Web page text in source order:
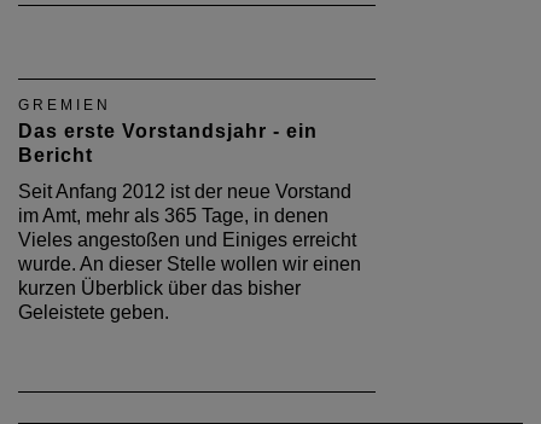
GREMIEN
Das erste Vorstandsjahr - ein
Bericht
Seit Anfang 2012 ist der neue Vorstand
im Amt, mehr als 365 Tage, in denen
Vieles angestoßen und Einiges erreicht
wurde. An dieser Stelle wollen wir einen
kurzen Überblick über das bisher
Geleistete geben.